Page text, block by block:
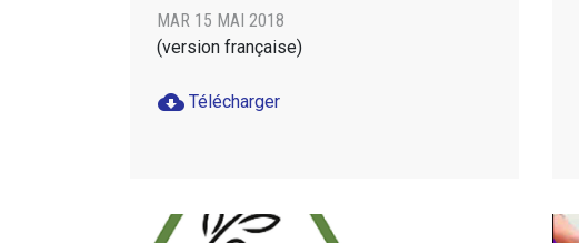
MAR 15 MAI 2018
(version française)
cloud_download Télécharger